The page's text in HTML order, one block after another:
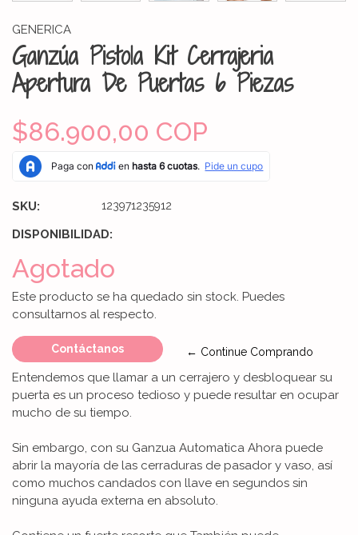
GENERICA
Ganzúa Pistola Kit Cerrajeria
Apertura De Puertas 6 Piezas
$86.900,00 COP
SKU: 123971235912
DISPONIBILIDAD:
Agotado
Este producto se ha quedado sin stock. Puedes
consultarnos al respecto.
Contáctanos ← Continue Comprando
Entendemos que llamar a un cerrajero y desbloquear su
puerta es un proceso tedioso y puede resultar en ocupar
mucho de su tiempo.
Sin embargo, con su Ganzua Automatica Ahora puede
abrir la mayoría de las cerraduras de pasador y vaso, así
como muchos candados con llave en segundos sin
ninguna ayuda externa en absoluto.